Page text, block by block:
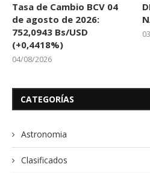
Tasa de Cambio BCV 04
de agosto de 2026:
752,0943 Bs/USD
(+0,4418%)
04/08/2026
CATEGORÍAS
Astronomia
Clasificados